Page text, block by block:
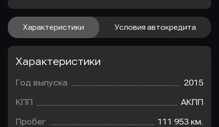
Характеристики Условия автокредита
Характеристики
Год выпуска 2015
КПП АКПП
Пробег 111 953 км.